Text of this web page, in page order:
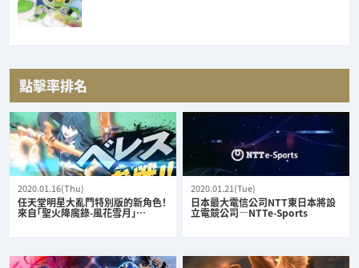
點擊率排名
2020.01.16(Thu)
任天堂明星大亂鬥特別版的新角色！
來自「聖火降魔錄-風花雪月」…
2020.01.21(Tue)
日本最大電信公司NTT東日本將設
立電競公司—NTTe-Sports